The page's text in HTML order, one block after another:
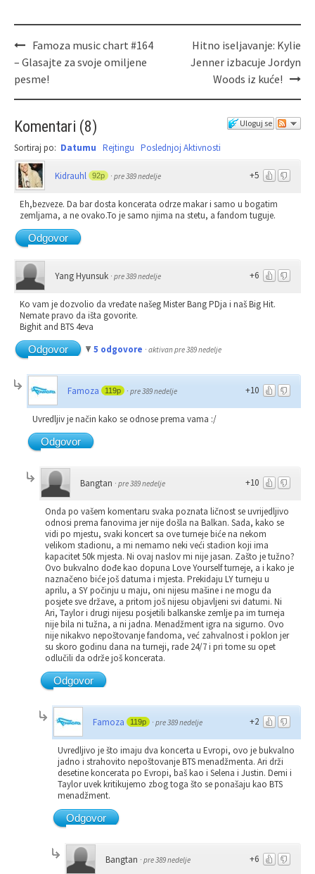
Famoza music chart #164
– Glasajte za svoje omiljene
pesme!
Hitno iseljavanje: Kylie
Jenner izbacuje Jordyn
Woods iz kuće!
Uloguj se
Komentari (8)
Sortiraj po: Datumu Rejtingu Poslednjoj Aktivnosti
+5
Kidrauhl 92p · pre 389 nedelje
Eh,bezveze. Da bar dosta koncerata odrze makar i samo u bogatim
zemljama, a ne ovako.To je samo njima na stetu, a fandom tuguje.
Odgovor
+6
Yang Hyunsuk · pre 389 nedelje
Ko vam je dozvolio da vređate našeg Mister Bang PDja i naš Big Hit.
Nemate pravo da išta govorite.
Bighit and BTS 4eva
Odgovor
5 odgovore · aktivan pre 389 nedelje
+10
Famoza 119p · pre 389 nedelje
Uvredljiv je način kako se odnose prema vama :/
Odgovor
+10
Bangtan · pre 389 nedelje
Onda po vašem komentaru svaka poznata ličnost se uvrijedljivo
odnosi prema fanovima jer nije došla na Balkan. Sada, kako se
vidi po mjestu, svaki koncert sa ove turneje biće na nekom
velikom stadionu, a mi nemamo neki veći stadion koji ima
kapacitet 50k mjesta. Ni ovaj naslov mi nije jasan. Zašto je tužno?
Ovo bukvalno dođe kao dopuna Love Yourself turneje, a i kako je
naznačeno biće još datuma i mjesta. Prekidaju LY turneju u
aprilu, a SY počinju u maju, oni nijesu mašine i ne mogu da
posjete sve države, a pritom još nijesu objavljeni svi datumi. Ni
Ari, Taylor i drugi nijesu posjetili balkanske zemlje pa im turneja
nije bila ni tužna, a ni jadna. Menadžment igra na sigurno. Ovo
nije nikakvo nepoštovanje fandoma, već zahvalnost i poklon jer
su skoro godinu dana na turneji, rade 24/7 i pri tome su opet
odlučili da održe još koncerata.
Odgovor
+2
Famoza 119p · pre 389 nedelje
Uvredljivo je što imaju dva koncerta u Evropi, ovo je bukvalno
jadno i strahovito nepoštovanje BTS menadžmenta. Ari drži
desetine koncerata po Evropi, baš kao i Selena i Justin. Demi i
Taylor uvek kritikujemo zbog toga što se ponašaju kao BTS
menadžment.
Odgovor
+6
Bangtan · pre 389 nedelje